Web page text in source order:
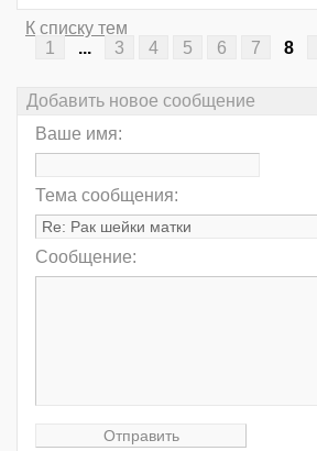
К списку тем
1
... 3 4 5 6 7 8
Добавить новое сообщение
Ваше имя:
Тема сообщения:
Сообщение: